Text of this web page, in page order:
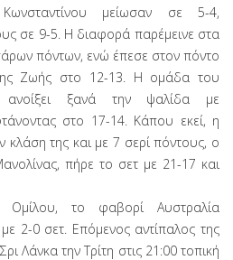
μείωσαν σε 5-4,
σε 9-5. Η διαφορά παρέμεινε στα
πόντων, ενώ έπεσε στον πόντο
Ζωής στο 12-13. Η ομάδα του
ανοίξει ξανά την ψαλίδα με
στο 17-14. Κάπου εκεί, η
κλάση της και με 7 σερί πόντους, ο
πήρε το σετ με 21-17 και
το φαβορί Αυστραλία
2-0 σετ. Επόμενος αντίπαλος της
Λάνκα την Τρίτη στις 21:00 τοπική